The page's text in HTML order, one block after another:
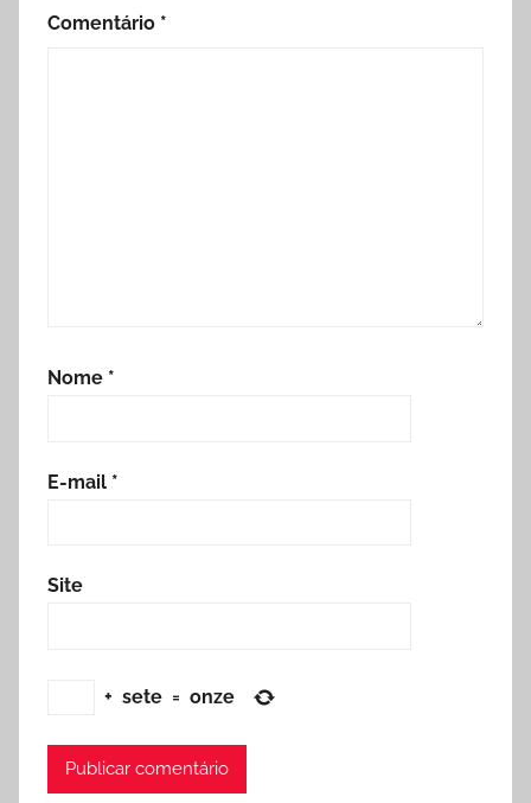
Comentário *
Nome *
E-mail *
Site
+ sete = onze